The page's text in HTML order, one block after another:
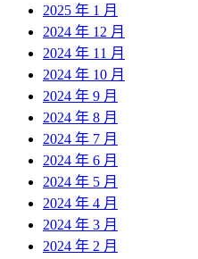
2025 年 1 月
2024 年 12 月
2024 年 11 月
2024 年 10 月
2024 年 9 月
2024 年 8 月
2024 年 7 月
2024 年 6 月
2024 年 5 月
2024 年 4 月
2024 年 3 月
2024 年 2 月